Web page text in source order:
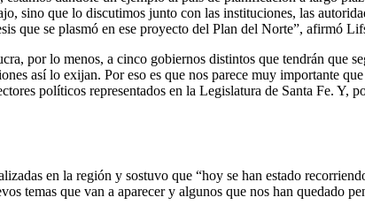
sino que lo discutimos junto con las instituciones, las
que se plasmó en ese proyecto del Plan del Norte”, afirmó
por lo menos, a cinco gobiernos distintos que tendrán que
así lo exijan. Por eso es que nos parece muy importante
políticos representados en la Legislatura de Santa Fe. Y,
en la región y sostuvo que “hoy se han estado
temas que van a aparecer y algunos que nos han quedado